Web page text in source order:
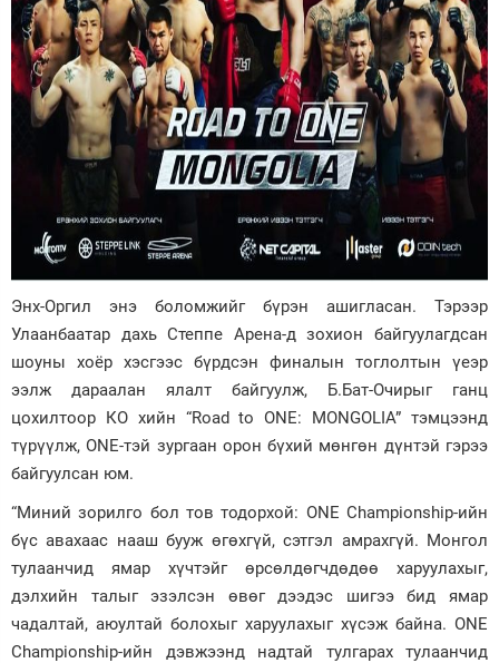
Энх-Оргил энэ боломжийг бүрэн ашигласан. Тэрээр
Улаанбаатар дахь Степпе Арена-д зохион байгуулагдсан
шоуны хоёр хэсгээс бүрдсэн финалын тоглолтын үеэр
ээлж дараалан ялалт байгуулж, Б.Бат-Очирыг ганц
цохилтоор КО хийн “Road to ONE: MONGOLIA” тэмцээнд
түрүүлж, ONE-тэй зургаан орон бүхий мөнгөн дүнтэй гэрээ
байгуулсан юм.
“Миний зорилго бол тов тодорхой: ONE Championship-ийн
бүс авахаас нааш бууж өгөхгүй, сэтгэл амрахгүй. Монгол
тулаанчид ямар хүчтэйг өрсөлдөгчдөдөө харуулахыг,
дэлхийн талыг эзэлсэн өвөг дээдэс шигээ бид ямар
чадалтай, аюултай болохыг харуулахыг хүсэж байна. ONE
Championship-ийн дэвжээнд надтай тулгарах тулаанчид